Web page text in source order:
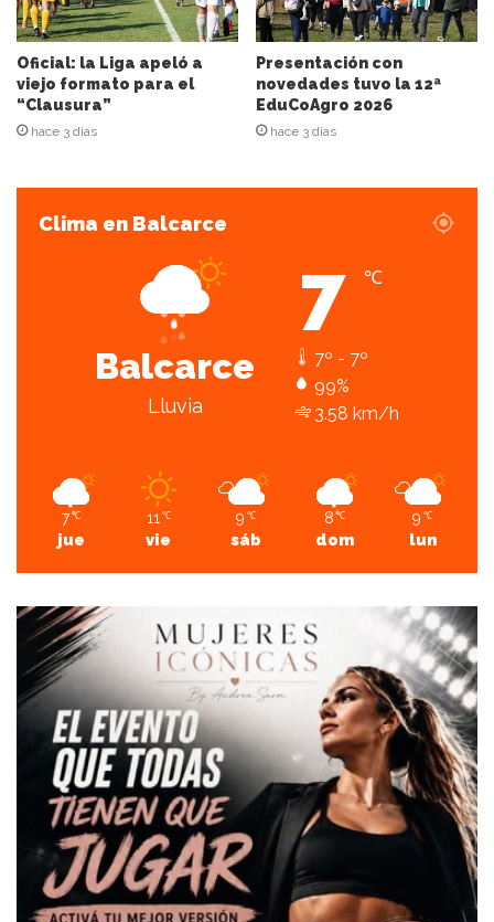
e
o
e
l
e
c
n
Oficial: la Liga apeló a
viejo formato para el
“Clausura”
hace 3 días
Presentación con
novedades tuvo la 12ª
EduCoAgro 2026
hace 3 días
Clima en Balcarce
Balcarce
Lluvia
7 ℃
7º - 7º
99%
3.58 km/h
7 ℃
jue
11 ℃
vie
9 ℃
sáb
8 ℃
dom
9 ℃
lun